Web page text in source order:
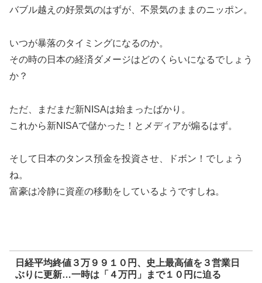
バブル越えの好景気のはずが、不景気のままのニッポン。
いつが暴落のタイミングになるのか。
その時の日本の経済ダメージはどのくらいになるでしょう
か？
ただ、まだまだ新NISAは始まったばかり。
これから新NISAで儲かった！とメディアが煽るはず。
そして日本のタンス預金を投資させ、ドボン！でしょう
ね。
富豪は冷静に資産の移動をしているようですしね。
日経平均終値３万９９１０円、史上最高値を３営業日
ぶりに更新…一時は「４万円」まで１０円に迫る